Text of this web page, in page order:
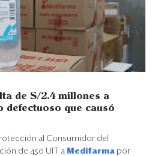
de S/2.4 millones a
defectuoso que causó
al Consumidor del
de 450 UIT a Medifarma por